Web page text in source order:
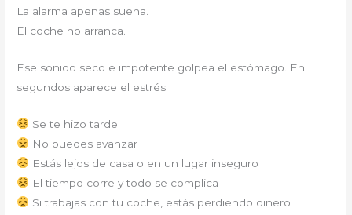
La alarma apenas suena.
El coche no arranca.
Ese sonido seco e impotente golpea el estómago. En
segundos aparece el estrés:
Se te hizo tarde
No puedes avanzar
Estás lejos de casa o en un lugar inseguro
El tiempo corre y todo se complica
Si trabajas con tu coche, estás perdiendo dinero